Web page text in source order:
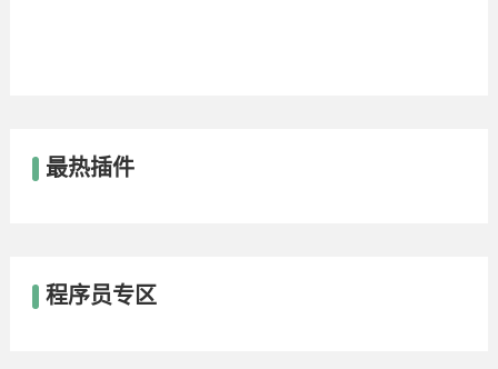
最热插件
程序员专区